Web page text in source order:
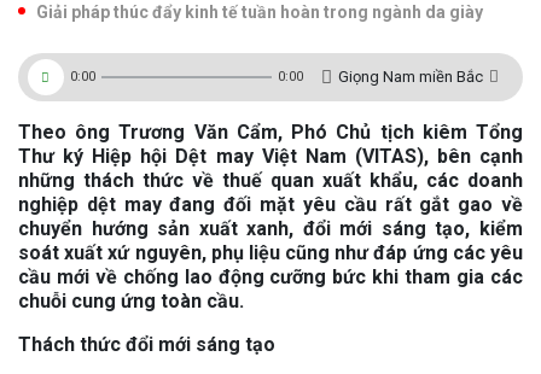
Giải pháp thúc đẩy kinh tế tuần hoàn trong ngành da giày
0:00 0:00 Giọng Nam miền Bắc
Theo ông Trương Văn Cẩm, Phó Chủ tịch kiêm Tổng
Thư ký Hiệp hội Dệt may Việt Nam (VITAS), bên cạnh
những thách thức về thuế quan xuất khẩu, các doanh
nghiệp dệt may đang đối mặt yêu cầu rất gắt gao về
chuyển hướng sản xuất xanh, đổi mới sáng tạo, kiểm
soát xuất xứ nguyên, phụ liệu cũng như đáp ứng các yêu
cầu mới về chống lao động cưỡng bức khi tham gia các
chuỗi cung ứng toàn cầu.
Thách thức đổi mới sáng tạo